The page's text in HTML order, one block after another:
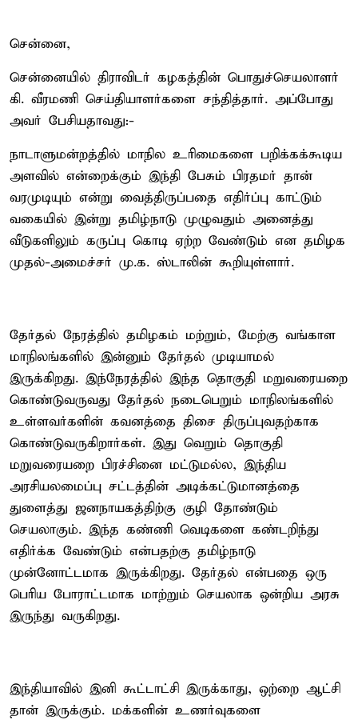
சென்னை,
சென்னையில் திராவிடர் கழகத்தின் பொதுச்செயலாளர்
கி. வீரமணி செய்தியாளர்களை சந்தித்தார். அப்போது
அவர் பேசியதாவது:-
நாடாளுமன்றத்தில் மாநில உரிமைகளை பறிக்கக்கூடிய
அளவில் என்றைக்கும் இந்தி பேசும் பிரதமர் தான்
வரமுடியும் என்று வைத்திருப்பதை எதிர்ப்பு காட்டும்
வகையில் இன்று தமிழ்நாடு முழுவதும் அனைத்து
வீடுகளிலும் கருப்பு கொடி ஏற்ற வேண்டும் என தமிழக
முதல்-அமைச்சர் மு.க. ஸ்டாலின் கூறியுள்ளார்.
தேர்தல் நேரத்தில் தமிழகம் மற்றும், மேற்கு வங்காள
மாநிலங்களில் இன்னும் தேர்தல் முடியாமல்
இருக்கிறது. இந்நேரத்தில் இந்த தொகுதி மறுவரையறை
கொண்டுவருவது தேர்தல் நடைபெறும் மாநிலங்களில்
உள்ளவர்களின் கவனத்தை திசை திருப்புவதற்காக
கொண்டுவருகிறார்கள். இது வெறும் தொகுதி
மறுவரையறை பிரச்சினை மட்டுமல்ல, இந்திய
அரசியலமைப்பு சட்டத்தின் அடிக்கட்டுமானத்தை
துளைத்து ஜனநாயகத்திற்கு குழி தோண்டும்
செயலாகும். இந்த கண்ணி வெடிகளை கண்டறிந்து
எதிர்க்க வேண்டும் என்பதற்கு தமிழ்நாடு
முன்னோட்டமாக இருக்கிறது. தேர்தல் என்பதை ஒரு
பெரிய போராட்டமாக மாற்றும் செயலாக ஒன்றிய அரசு
இருந்து வருகிறது.
இந்தியாவில் இனி கூட்டாட்சி இருக்காது, ஒற்றை ஆட்சி
தான் இருக்கும். மக்களின் உணர்வுகளை